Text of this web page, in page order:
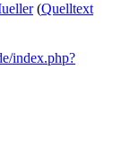
(Quelltext
index.php?